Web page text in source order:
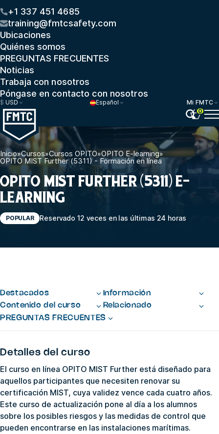
+1 337 451 4685
training@fmtcsafety.com
Ubicaciones
Quiénes somos
PREGUNTAS FRECUENTES
Noticias
Trabaja con nosotros
Póngase en contacto con nosotros
$ USD Español
Mi FMTC
0
Inicio»Cursos»Cursos OPITO»OPITO E-learning»
OPITO MIST Further (5311) - Formación en línea
OPITO MIST FURTHER (5311) E-
LEARNING
POPULAR Reservado 12 veces en las últimas 24 horas
Destacados
Información
Contenido del curso
Relacionado
PREGUNTAS FRECUENTES
Detalles del curso
El curso en línea OPITO MIST Further está diseñado para
aquellos participantes que necesiten renovar su
certificación MIST, cuya validez vence cada cuatro años.
Este curso de actualización pone al día a los alumnos
sobre los posibles riesgos y las medidas de control que
pueden encontrarse en las instalaciones marítimas.